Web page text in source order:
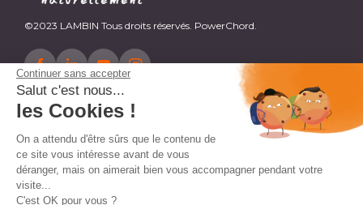
Continuer sans accepter
Salut c'est nous...
les Cookies !
On a attendu d'être sûrs que le contenu de
ce site vous intéresse avant de vous
déranger, mais on aimerait bien vous accompagner pendant votre
visite...
C'est OK pour vous ?
©2023 LAMBIN Tous droits réservés. PowerChord.